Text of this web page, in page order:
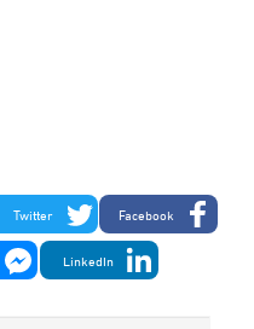
Facebook
Twitter
LinkedIn